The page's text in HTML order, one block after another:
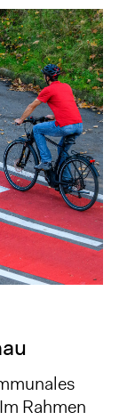
Rahmen